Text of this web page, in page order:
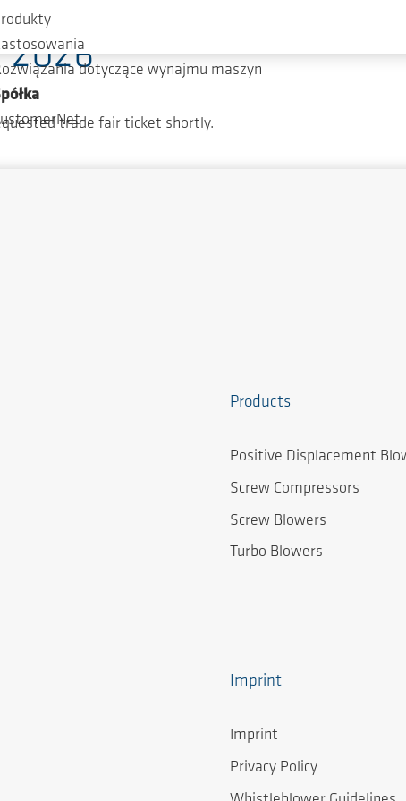
dotyczące wynajmu maszyn
2026
trade fair ticket shortly.
Products
Positive Displacement
Screw Compressors
Screw Blowers
Turbo Blowers
Imprint
Imprint
Privacy Policy